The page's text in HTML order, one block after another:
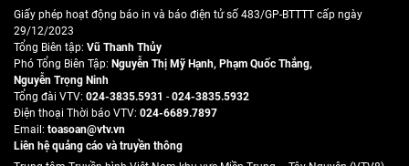
Giấy phép hoạt động báo in và báo điện tử số 483/GP-BTTTT cấp ngày
29/12/2023
Tổng Biên tập: Vũ Thanh Thủy
Phó Tổng Biên Tập: Nguyễn Thị Mỹ Hạnh, Phạm Quốc Thắng,
Nguyễn Trọng Ninh
Tổng đài VTV: 024-3835.5931 - 024-3835.5932
Ðiện thoại Thời báo VTV: 024-6689.7897
Email: toasoan@vtv.vn
Liên hệ quảng cáo và truyền thông